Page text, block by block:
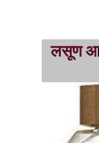
लसूण